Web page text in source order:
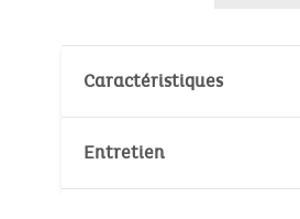
Caractéristiques
Entretien